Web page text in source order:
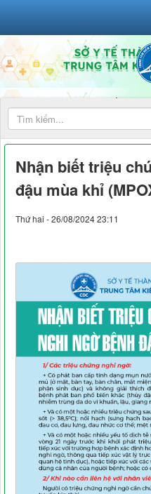
Nhận biết triệu
đậu mùa khỉ
Thứ hai - 26/08/2024 23:11